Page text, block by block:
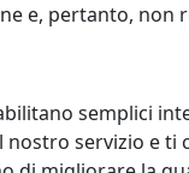
e, pertanto, non
semplici
servizio e